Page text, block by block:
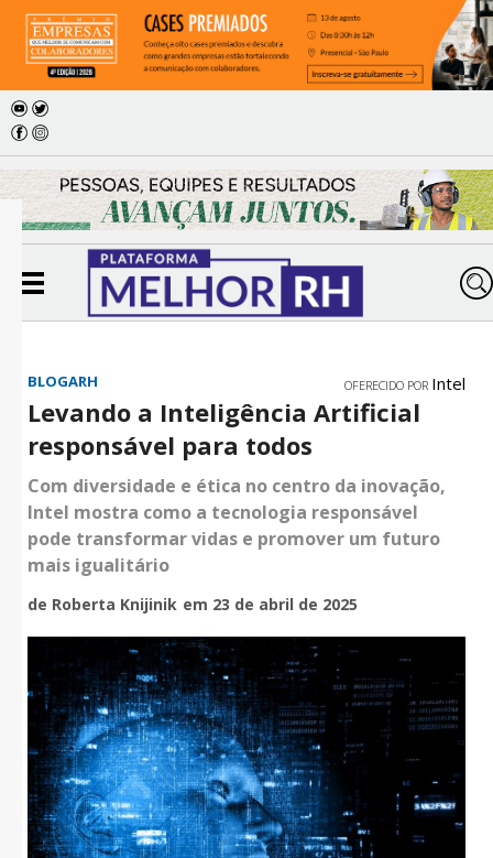
BLOGARH OFERECIDO POR Intel
Levando a Inteligência Artificial
responsável para todos
Com diversidade e ética no centro da inovação,
Intel mostra como a tecnologia responsável
pode transformar vidas e promover um futuro
mais igualitário
de Roberta Knijinik em 23 de abril de 2025